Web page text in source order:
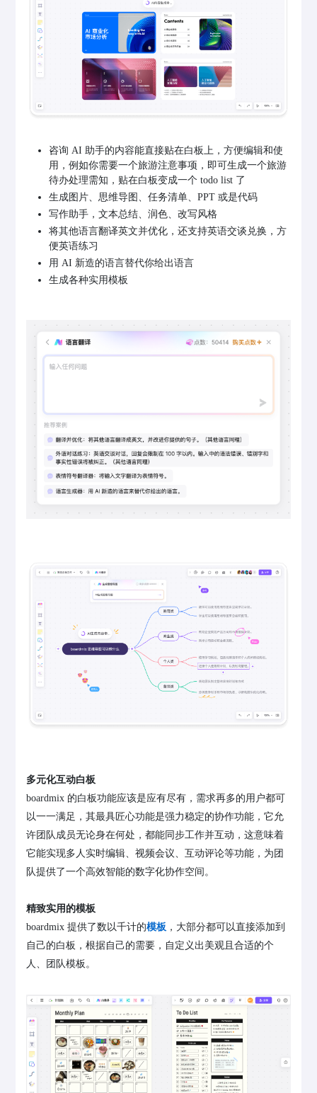
咨询 AI 助手的内容能直接贴在白板上，方便编辑和使
用，例如你需要一个旅游注意事项，即可生成一个旅游
待办处理需知，贴在白板变成一个 todo list 了
生成图片、思维导图、任务清单、PPT 或是代码
写作助手，文本总结、润色、改写风格
将其他语言翻译英文并优化，还支持英语交谈兑换，方
便英语练习
用 AI 新造的语言替代你给出语言
生成各种实用模板
多元化互动白板
boardmix 的白板功能应该是应有尽有，需求再多的用户都可
以一一满足，其最具匠心功能是强力稳定的协作功能，它允
许团队成员无论身在何处，都能同步工作并互动，这意味着
它能实现多人实时编辑、视频会议、互动评论等功能，为团
队提供了一个高效智能的数字化协作空间。
精致实用的模板
boardmix 提供了数以千计的模板 ，大部分都可以直接添加到
自己的白板，根据自己的需要，自定义出美观且合适的个
人、团队模板。